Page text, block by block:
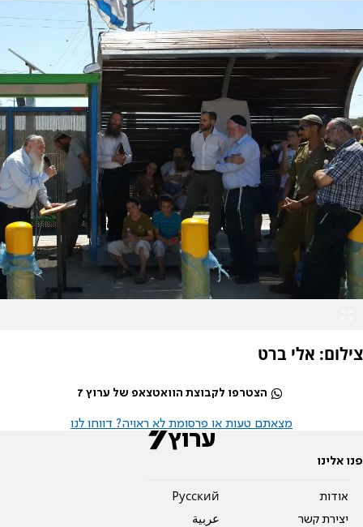
צילום: אלי ברט
הצטרפו לקבוצת הוואטצאפ של ערוץ 7
מצאתם טעות או פרסומת לא ראויה? דווחו לנו
פנו אלינו
אודות
יצירת קשר
Pусский
عربية